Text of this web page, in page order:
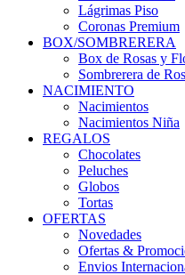
Lágrimas Piso
Coronas Premium
BOX/SOMBRERERA
Box de Rosas y
Sombrerera de
NACIMIENTO
Nacimientos
Nacimientos Niña
REGALOS
Chocolates
Peluches
Globos
Tortas
OFERTAS
Novedades
Ofertas &
Envios